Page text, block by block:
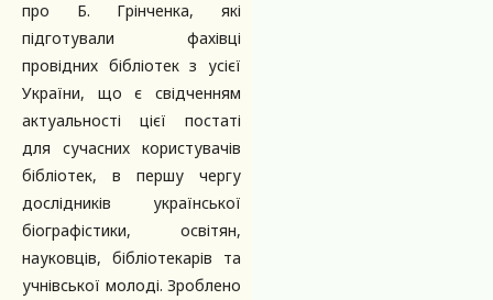
про Б. Грінченка, які
підготували фахівці
провідних бібліотек з усієї
України, що є свідченням
актуальності цієї постаті
для сучасних користувачів
бібліотек, в першу чергу
дослідників української
біографістики, освітян,
науковців, бібліотекарів та
учнівської молоді. Зроблено